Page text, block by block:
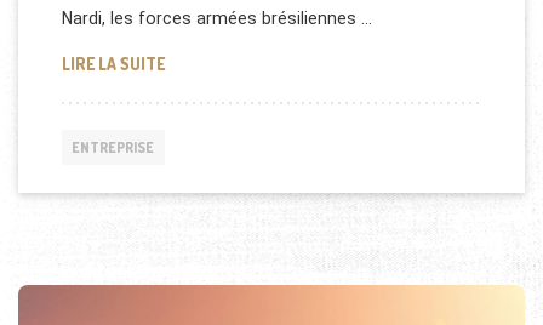
Nardi, les forces armées brésiliennes …
LIRE LA SUITESYSTÈMES DE DCA PANTSIR POUR LE BRÉSIL
ENTREPRISE